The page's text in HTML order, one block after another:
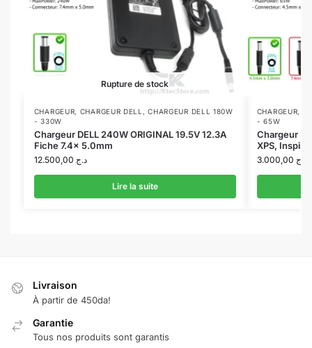
Rupture de stock
CHARGEUR, CHARGEUR DELL ,CHARGEUR DELL 180W
- 330W
Chargeur DELL 240W ORIGINAL 19.5V 12.3A
Fiche 7.4x 5.0mm
د.ج
Lire la suite
CHARGEUR,
- 65W
Chargeur
XPS,
د.ج
Livraison
À partir de 450da!
Garantie
Tous nos produits sont garantis